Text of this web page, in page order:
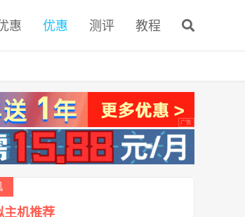
惠 优惠 测评 教程
主机推荐